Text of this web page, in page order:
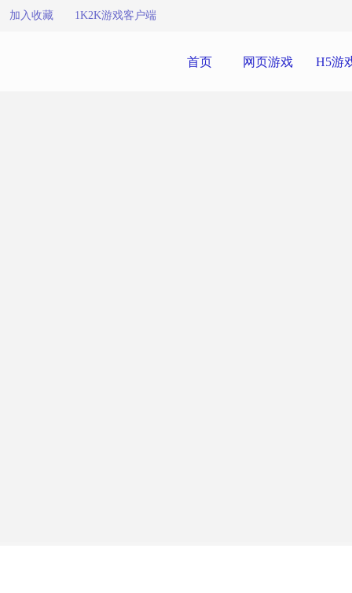
加入收藏 1K2K游戏客户端
首页 网页游戏 H5游